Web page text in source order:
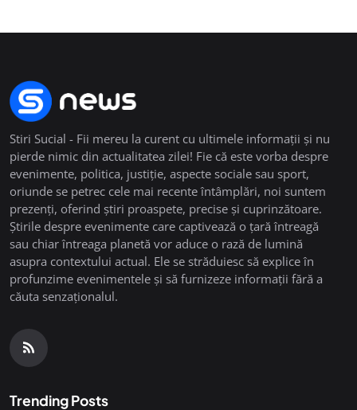
Stiri Sucial - Fii mereu la curent cu ultimele informații și nu
pierde nimic din actualitatea zilei! Fie că este vorba despre
evenimente, politica, justiție, aspecte sociale sau sport,
oriunde se petrec cele mai recente întâmplări, noi suntem
prezenți, oferind știri proaspete, precise și cuprinzătoare.
Știrile despre evenimente care captivează o țară întreagă
sau chiar întreaga planetă vor aduce o rază de lumină
asupra contextului actual. Ele se străduiesc să explice în
profunzime evenimentele și să furnizeze informații fără a
căuta senzaționalul.
Trending Posts